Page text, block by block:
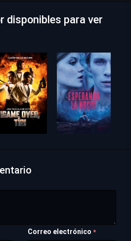
disponibles para ver
Correo electrónico *